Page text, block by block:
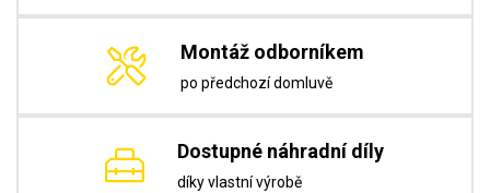
Montáž odborníkem
po předchozí domluvě
Dostupné náhradní díly
díky vlastní výrobě